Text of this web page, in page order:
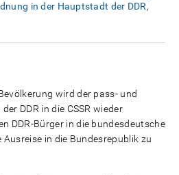
in der Hauptstadt der DDR,
wird der pass- und
DDR in die CSSR wieder
DDR-Bürger in die bundesdeutsche
in die Bundesrepublik zu